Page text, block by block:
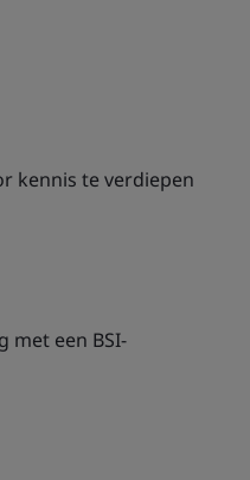
kennis te verdiepen
met een BSI-